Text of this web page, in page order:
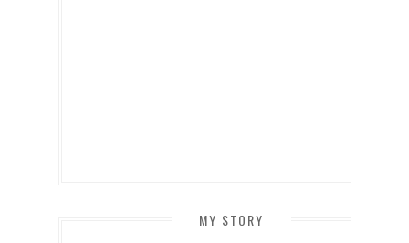
MY STORY